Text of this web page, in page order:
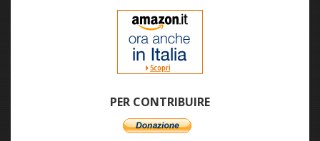
PER CONTRIBUIRE